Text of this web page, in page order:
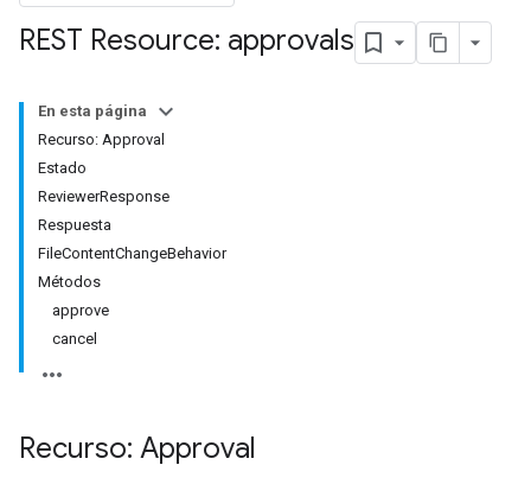
REST Resource: approvals
En esta página
Recurso: Approval
Estado
ReviewerResponse
Respuesta
FileContentChangeBehavior
Métodos
approve
cancel
Recurso: Approval